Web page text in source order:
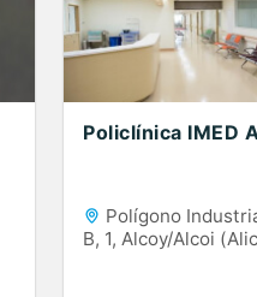
Policlínica IMED
Polígono
B, 1, Alcoy/Alcoi